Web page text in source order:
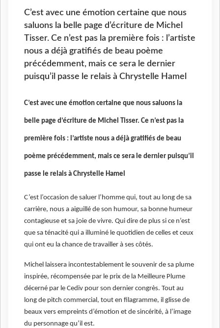
C’est avec une émotion certaine que nous
saluons la belle page d’écriture de Michel
Tisser. Ce n’est pas la première fois : l’artiste
nous a déjà gratifiés de beau poème
précédemment, mais ce sera le dernier
puisqu’il passe le relais à Chrystelle Hamel
C’est avec une émotion certaine que nous saluons la
belle page d’écriture de Michel Tisser. Ce n’est pas la
première fois : l’artiste nous a déjà gratifiés de beau
poème précédemment, mais ce sera le dernier puisqu’il
passe le relais à Chrystelle Hamel
C’est l’occasion de saluer l’homme qui, tout au long de sa
carrière, nous a aiguillé de son humour, sa bonne humeur
contagieuse et sa joie de vivre. Qui dire de plus si ce n’est
que sa ténacité qui a illuminé le quotidien de celles et ceux
qui ont eu la chance de travailler à ses côtés.
Michel laissera incontestablement le souvenir de sa plume
inspirée, récompensée par le prix de la Meilleure Plume
décerné par le Cediv pour son dernier congrès. Tout au
long de pitch commercial, tout en filagramme, il glisse de
beaux vers empreints d’émotion et de sincérité, à l’image
du personnage qu’il est.